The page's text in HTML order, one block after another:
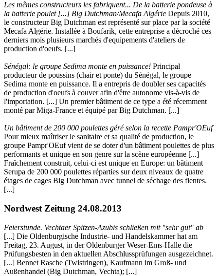
Les mêmes constructeurs les fabriquent... De la batterie pondeuse à
la batterie poulet [...] Big Dutchman/Mecafa Algérie Depuis 2010,
le constructeur Big Dutchman est représenté sur place par la société
Mecafa Algérie. Installée à Boufarik, cette entreprise a décroché ces
derniers mois plusieurs marchés d'equipements d'ateliers de
production d'oeufs. [...]
Sénégal: le groupe Sedima monte en puissance! Principal
producteur de poussins (chair et ponte) du Sénégal, le groupe
Sedima monte en puissance. Il a entrepris de doubler ses capacités
de production d'oeufs à couver afin d'être autonome vis-à-vis de
l'importation. [...] Un premier bâtiment de ce type a été récemment
monté par Miga-France et équipé par Big Dutchman. [...]
Un bâtiment de 200 000 poulettes géré selon la recette Pampr'OEuf
Pour mieux maîtriser le sanitaire et sa qualité de production, le
groupe Pampr'OEuf vient de se doter d'un bâtiment poulettes de plus
performants et unique en son genre sur la scène européenne [...]
Fraîchement construit, celui-ci est unique en Europe: un bâtiment
Serupa de 200 000 poulettes réparties sur deux niveaux de quatre
étages de cages Big Dutchman avec tunnel de séchage des fientes.
[...]
Nordwest Zeitung 24.08.2013
Feierstunde. Vechtaer Spitzen-Azubis schließen mit "sehr gut" ab
[...] Die Oldenburgische Industrie- und Handelskammer hat am
Freitag, 23. August, in der Oldenburger Weser-Ems-Halle die
Prüfungsbesten in den aktuellen Abschlussprüfungen ausgezeichnet.
[...] Bennet Rasche (Twistringen), Kaufmann im Groß- und
Außenhandel (Big Dutchman, Vechta); [...]